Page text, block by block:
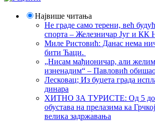
Највише читања
Не граде само терени, већ
спорта – Железничар Југ и КК
Миле Ристовић: Данас нема
бити Ћаци.
„Нисам мађионичар, али
изненадим“ – Павловић
Лесковац; Из буџета града
динара
ХИТНО ЗА ТУРИСТЕ: Од 5 до 9
обустава на прелазима ка
велика задржавања